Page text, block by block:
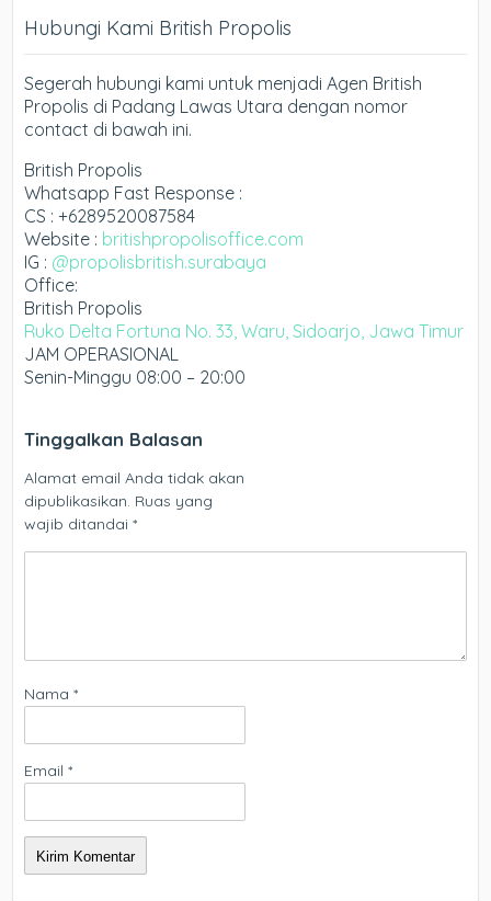
Hubungi Kami British Propolis
Segerah hubungi kami untuk menjadi Agen British
Propolis di Padang Lawas Utara dengan nomor
contact di bawah ini.
British Propolis
Whatsapp Fast Response :
CS : +6289520087584
Website : britishpropolisoffice.com
IG : @propolisbritish.surabaya
Office:
British Propolis
Ruko Delta Fortuna No. 33, Waru, Sidoarjo, Jawa Timur
JAM OPERASIONAL
Senin-Minggu 08:00 – 20:00
Tinggalkan Balasan
Alamat email Anda tidak akan
dipublikasikan. Ruas yang
wajib ditandai*
Nama*
Email*